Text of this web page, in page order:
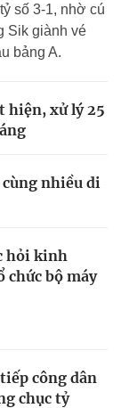
số 3-1, nhờ cú
Sik giành vé
bảng A.
hiện, xử lý 25
nhiều di
hỏi kinh
bộ máy
công dân
chục tỷ